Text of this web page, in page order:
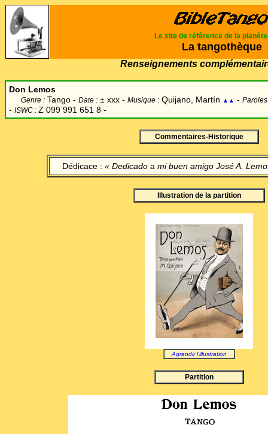
Le site de référence de la planète
La tangothèque
Renseignements
Don Lemos
Genre : Tango - Date : ± xxx - Musique : Quijano, Martín ▲▲ -
- ISWC : Z 099 991 651 8 -
Commentaires-Historique
Dédicace : « Dedicado a mi buen amigo José A.
Illustration de la partition
Agrandir l'illustration
Partition